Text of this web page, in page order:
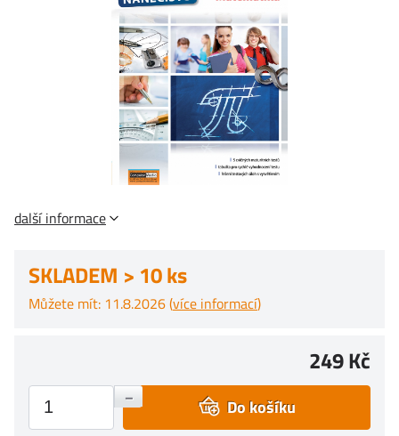
další informace
SKLADEM > 10 ks
Můžete mít: 11.8.2026 (více informací)
249 Kč
+
– Do košíku